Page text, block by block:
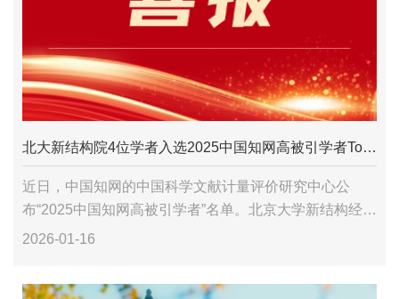
北大新结构院4位学者入选2025中国知网高被引学者Top1%榜单
近日，中国知网的中国科学文献计量评价研究中心公
布“2025中国知网高被引学者”名单。北京大学新结构经济
学研究院林毅夫、付才辉、王勇、郑洁4位学者继2024年
2026-01-16